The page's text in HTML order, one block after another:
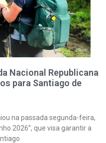
Nacional Republicana
para Santiago de
na passada segunda-feira,
2026”, que visa garantir a